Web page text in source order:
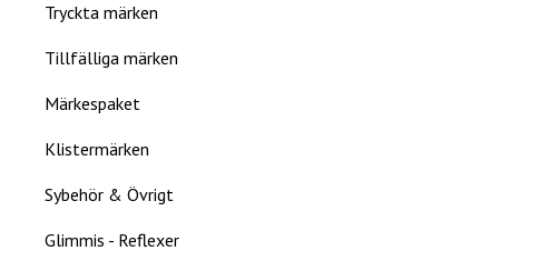
Tryckta märken
Tillfälliga märken
Märkespaket
Klistermärken
Sybehör & Övrigt
Glimmis - Reflexer